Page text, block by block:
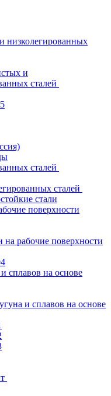
низколегированных
и
сталей
сталей
сталей
стали
поверхности
на рабочие поверхности
сплавов на основе
и сплавов на основе